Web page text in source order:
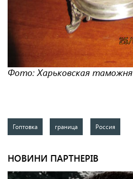
Фото: Харьковская таможня
Гоптовка граница Россия